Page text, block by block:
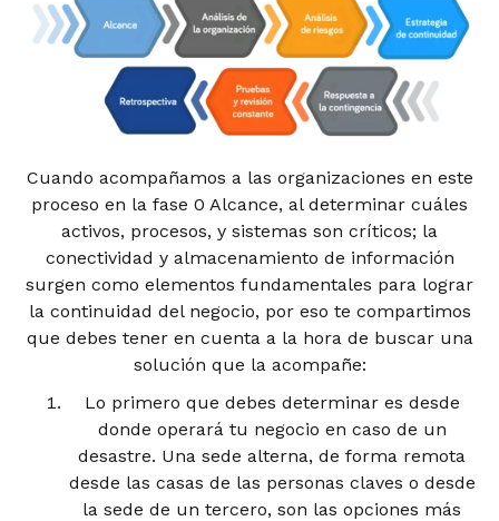
Cuando acompañamos a las organizaciones en este
proceso en la fase 0 Alcance, al determinar cuáles
activos, procesos, y sistemas son críticos; la
conectividad y almacenamiento de información
surgen como elementos fundamentales para lograr
la continuidad del negocio, por eso te compartimos
que debes tener en cuenta a la hora de buscar una
solución que la acompañe:
Lo primero que debes determinar es desde
donde operará tu negocio en caso de un
desastre. Una sede alterna, de forma remota
desde las casas de las personas claves o desde
la sede de un tercero, son las opciones más